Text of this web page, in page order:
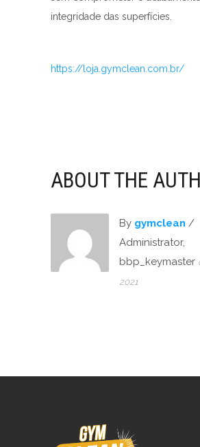
integridade das superfícies.
https://loja.gymclean.com.br/
ABOUT THE
By gymclean /
Administrator,
bbp_keymaster
2021